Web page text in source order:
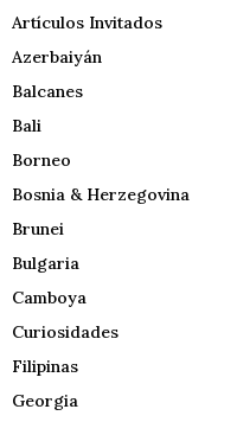
Artículos Invitados
Azerbaiyán
Balcanes
Bali
Borneo
Bosnia & Herzegovina
Brunei
Bulgaria
Camboya
Curiosidades
Filipinas
Georgia